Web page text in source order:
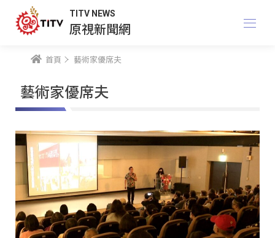
TITV NEWS
原視新聞網
首頁 藝術家優席夫
藝術家優席夫